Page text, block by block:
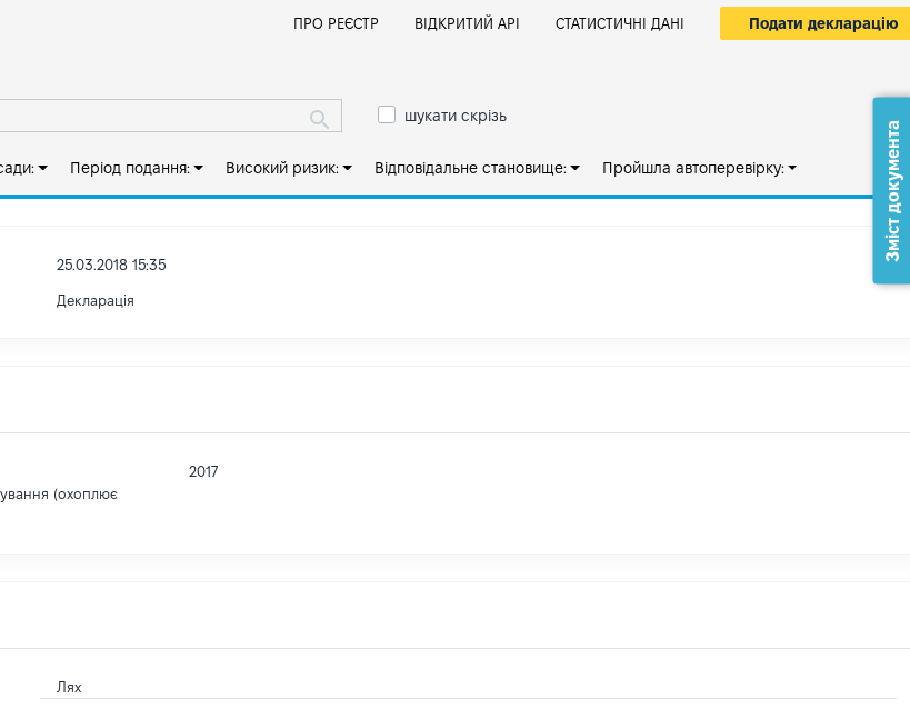
ПРО РЕЄСТР ВІДКРИТИЙ АРІ СТАТИСТИЧНІ ДАНІ Подати декларацію
шукати скрізь
Період подання: Високий ризик: Відповідальне становище: Пройшла автоперевірку:
25.03.2018 15:35
Декларація
(охоплює
2017
Лях
Зміст документа